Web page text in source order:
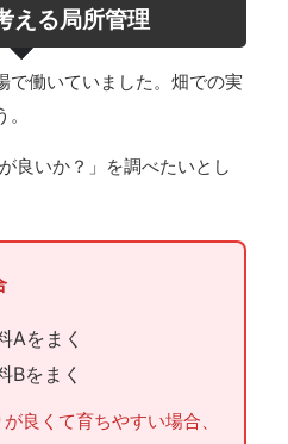
える局所管理
で働いていました。畑での実
良いか？」を調べたいとし
Aをまく
Bをまく
良くて育ちやすい場合、